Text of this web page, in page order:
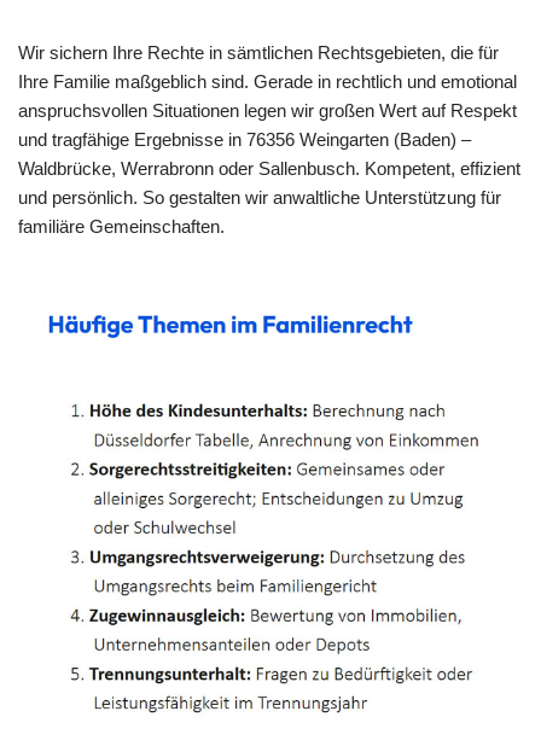
Wir sichern Ihre Rechte in sämtlichen Rechtsgebieten, die für
Ihre Familie maßgeblich sind. Gerade in rechtlich und emotional
anspruchsvollen Situationen legen wir großen Wert auf Respekt
und tragfähige Ergebnisse in 76356 Weingarten (Baden) –
Waldbrücke, Werrabronn oder Sallenbusch. Kompetent, effizient
und persönlich. So gestalten wir anwaltliche Unterstützung für
familiäre Gemeinschaften.